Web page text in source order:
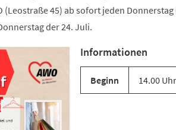
(Leostraße 45) ab sofort jeden
der 24. Juli.
Informationen
Beginn 14.00 Uhr